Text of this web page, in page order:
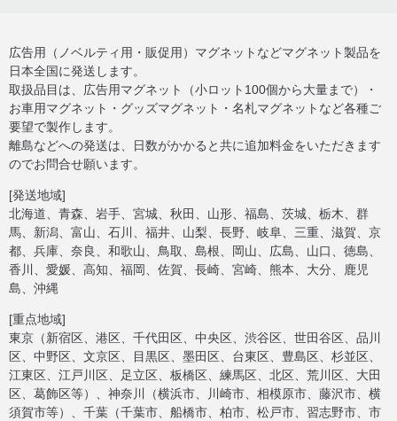
広告用（ノベルティ用・販促用）マグネットなどマグネット製品を
日本全国に発送します。
取扱品目は、広告用マグネット（小ロット100個から大量まで）・
お車用マグネット・グッズマグネット・名札マグネットなど各種ご
要望で製作します。
離島などへの発送は、日数がかかると共に追加料金をいただきます
のでお問合せ願います。
[発送地域]
北海道、青森、岩手、宮城、秋田、山形、福島、茨城、栃木、群
馬、新潟、富山、石川、福井、山梨、長野、岐阜、三重、滋賀、京
都、兵庫、奈良、和歌山、鳥取、島根、岡山、広島、山口、徳島、
香川、愛媛、高知、福岡、佐賀、長崎、宮崎、熊本、大分、鹿児
島、沖縄
[重点地域]
東京（新宿区、港区、千代田区、中央区、渋谷区、世田谷区、品川
区、中野区、文京区、目黒区、墨田区、台東区、豊島区、杉並区、
江東区、江戸川区、足立区、板橋区、練馬区、北区、荒川区、大田
区、葛飾区等）、神奈川（横浜市、川崎市、相模原市、藤沢市、横
須賀市等）、千葉（千葉市、船橋市、柏市、松戸市、習志野市、市